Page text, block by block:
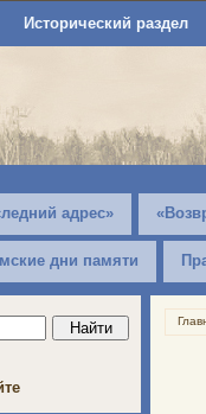
Исторический раздел
адрес»
дни памяти